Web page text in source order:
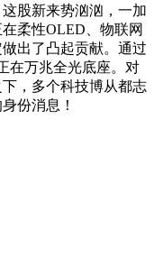
股新来势汹汹，一加
柔性OLED、物联网
出了凸起贡献。通过
在万兆全光底座。对
，多个科技博从都志
份消息！